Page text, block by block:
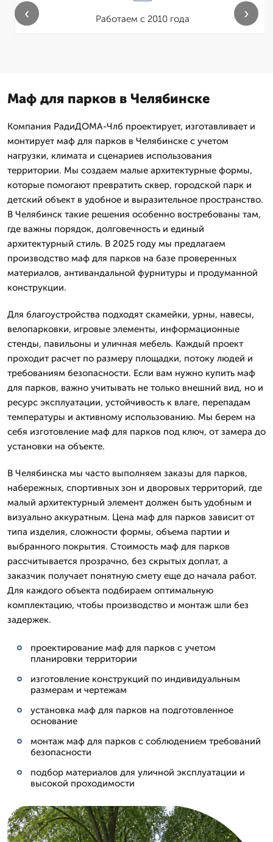
Работаем с 2010 года
‹ ›
Маф для парков в Челябинске
Компания РадиДОМА-Члб проектирует, изготавливает и
монтирует маф для парков в Челябинске с учетом
нагрузки, климата и сценариев использования
территории. Мы создаем малые архитектурные формы,
которые помогают превратить сквер, городской парк и
детский объект в удобное и выразительное пространство.
В Челябинск такие решения особенно востребованы там,
где важны порядок, долговечность и единый
архитектурный стиль. В 2025 году мы предлагаем
производство маф для парков на базе проверенных
материалов, антивандальной фурнитуры и продуманной
конструкции.
Для благоустройства подходят скамейки, урны, навесы,
велопарковки, игровые элементы, информационные
стенды, павильоны и уличная мебель. Каждый проект
проходит расчет по размеру площадки, потоку людей и
требованиям безопасности. Если вам нужно купить маф
для парков, важно учитывать не только внешний вид, но и
ресурс эксплуатации, устойчивость к влаге, перепадам
температуры и активному использованию. Мы берем на
себя изготовление маф для парков под ключ, от замера до
установки на объекте.
В Челябинска мы часто выполняем заказы для парков,
набережных, спортивных зон и дворовых территорий, где
малый архитектурный элемент должен быть удобным и
визуально аккуратным. Цена маф для парков зависит от
типа изделия, сложности формы, объема партии и
выбранного покрытия. Стоимость маф для парков
рассчитывается прозрачно, без скрытых доплат, а
заказчик получает понятную смету еще до начала работ.
Для каждого объекта подбираем оптимальную
комплектацию, чтобы производство и монтаж шли без
задержек.
проектирование маф для парков с учетом
планировки территории
изготовление конструкций по индивидуальным
размерам и чертежам
установка маф для парков на подготовленное
основание
монтаж маф для парков с соблюдением требований
безопасности
подбор материалов для уличной эксплуатации и
высокой проходимости